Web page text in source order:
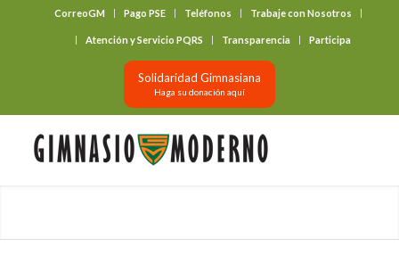
CorreoGM Pago PSE Teléfonos Trabaje con Nosotros
Atención y Servicio PQRS Transparencia Participa
Solidaridad Gimnasiana
Haga su donación aquí